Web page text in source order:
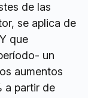
de las
se aplica de
que
un
aumentos
a partir de